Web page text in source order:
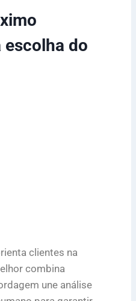
escolha do
clientes na
combina
une análise